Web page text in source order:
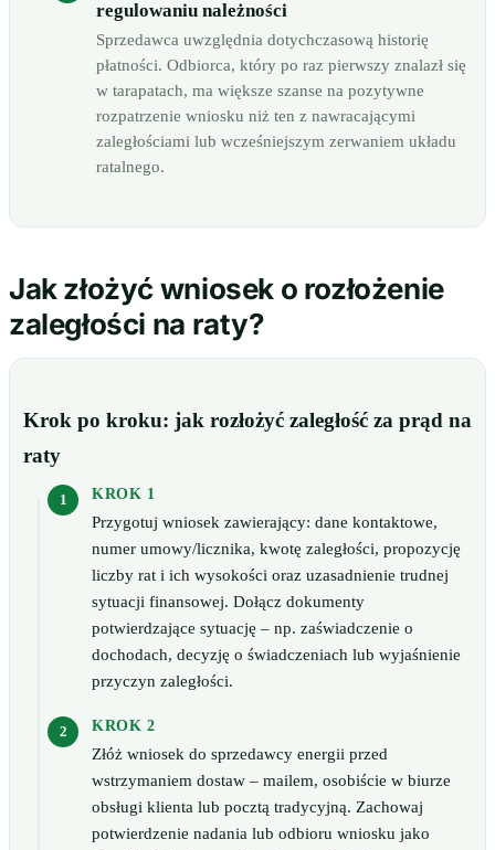
regulowaniu należności
Sprzedawca uwzględnia dotychczasową historię
płatności. Odbiorca, który po raz pierwszy znalazł się
w tarapatach, ma większe szanse na pozytywne
rozpatrzenie wniosku niż ten z nawracającymi
zaległościami lub wcześniejszym zerwaniem układu
ratalnego.
Jak złożyć wniosek o rozłożenie
zaległości na raty?
Krok po kroku: jak rozłożyć zaległość za prąd na
raty
KROK 1
Przygotuj wniosek zawierający: dane kontaktowe,
numer umowy/licznika, kwotę zaległości, propozycję
liczby rat i ich wysokości oraz uzasadnienie trudnej
sytuacji finansowej. Dołącz dokumenty
potwierdzające sytuację – np. zaświadczenie o
dochodach, decyzję o świadczeniach lub wyjaśnienie
przyczyn zaległości.
KROK 2
Złóż wniosek do sprzedawcy energii przed
wstrzymaniem dostaw – mailem, osobiście w biurze
obsługi klienta lub pocztą tradycyjną. Zachowaj
potwierdzenie nadania lub odbioru wniosku jako